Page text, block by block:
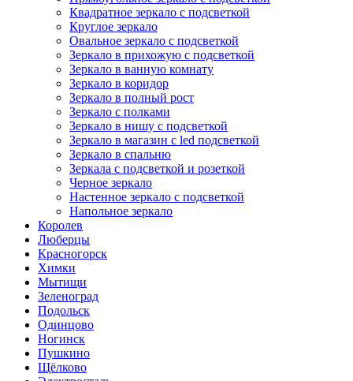
Квадратное зеркало с подсветкой
Круглое зеркало
Овальное зеркало с подсветкой
Зеркало в прихожую с подсветкой
Зеркало в ванную комнату
Зеркало в коридор
Зеркало в полный рост
Зеркало с полками
Зеркало в нишу с подсветкой
Зеркало в магазин с led подсветкой
Зеркало в спальню
Зеркала с подсветкой и розеткой
Черное зеркало
Настенное зеркало с подсветкой
Напольное зеркало
Королев
Люберцы
Красногорск
Химки
Мытищи
Зеленоград
Подольск
Одинцово
Ногинск
Пушкино
Щёлково